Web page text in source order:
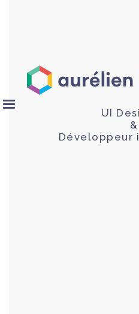
UI
&
Développeur